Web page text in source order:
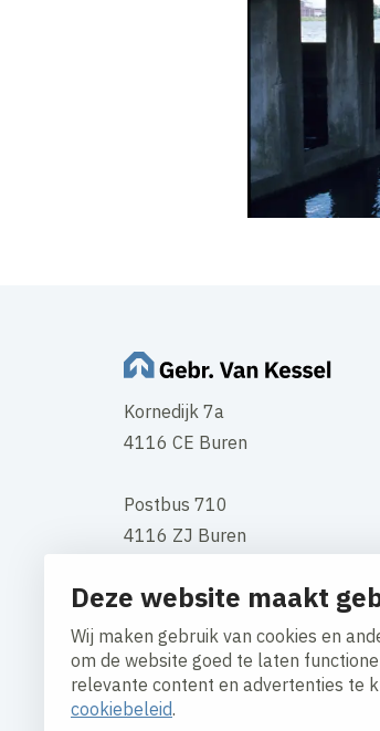
Deze website maakt
Wij maken gebruik van cookies en
om de website goed te laten
relevante content en advertenties te
cookiebeleid.
Kornedijk 7a
4116 CE Buren
Postbus 710
4116 ZJ Buren
Contact